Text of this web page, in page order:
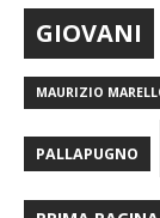
GIOVANI
MAURIZIO
PALLAPUGNO